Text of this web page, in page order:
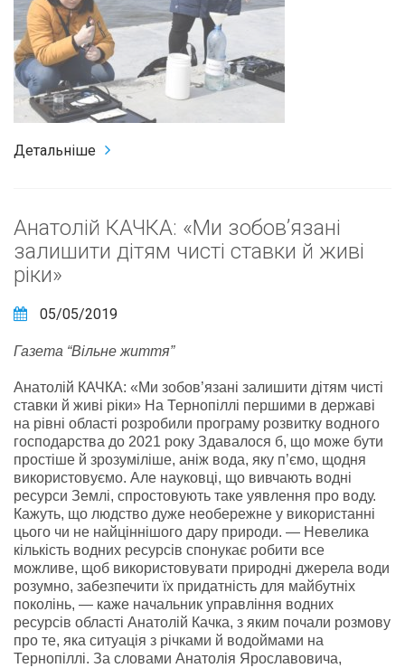
Детальніше
Анатолій КАЧКА: «Ми зобов’язані
залишити дітям чисті ставки й живі
ріки»
05/05/2019
Газета “Вільне життя”
Анатолій КАЧКА: «Ми зобов’язані залишити дітям чисті
ставки й живі ріки» На Тернопіллі першими в державі
на рівні області розробили програму розвитку водного
господарства до 2021 року Здавалося б, що може бути
простіше й зрозуміліше, аніж вода, яку п’ємо, щодня
використовуємо. Але науковці, що вивчають водні
ресурси Землі, спростовують таке уявлення про воду.
Кажуть, що людство дуже необережне у використанні
цього чи не найціннішого дару природи. — Невелика
кількість водних ресурсів спонукає робити все
можливе, щоб використовувати природні джерела води
розумно, забезпечити їх придатність для майбутніх
поколінь, — каже начальник управління водних
ресурсів області Анатолій Качка, з яким почали розмову
про те, яка ситуація з річками й водоймами на
Тернопіллі. За словами Анатолія Ярославовича,